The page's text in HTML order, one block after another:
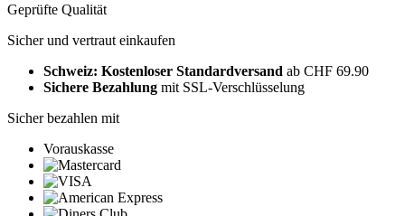
Geprüfte Qualität
Sicher und vertraut einkaufen
Schweiz: Kostenloser Standardversand ab CHF 69.90
Sichere Bezahlung mit SSL-Verschlüsselung
Sicher bezahlen mit
Vorauskasse